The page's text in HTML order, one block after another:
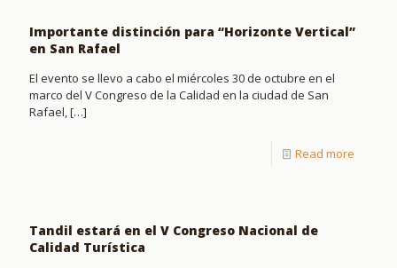
Importante distinción para “Horizonte Vertical”
en San Rafael
El evento se llevo a cabo el miércoles 30 de octubre en el
marco del V Congreso de la Calidad en la ciudad de San
Rafael,[…]
Read more
Tandil estará en el V Congreso Nacional de
Calidad Turística